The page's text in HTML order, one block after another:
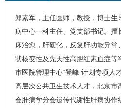
郑素军 ，主任医师，教授，博士
病中心一科主任、党支部书记。擅
床治愈， 肝硬化 ，反复肝功能异
状核变性及先天性高胆红素血症等
市医院管理中心“登峰”计划专项人
高层次公共卫生技术人才，北京市
会肝病学分会遗传代谢性肝病协作